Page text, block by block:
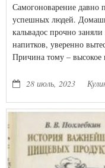
Самогоноварение давно
успешных людей.
кальвадос прочно
напитков, уверенно
Причина тому – высокое
28 июль, 2023